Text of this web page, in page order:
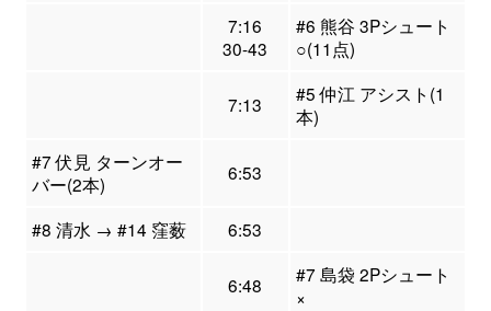
7:16
30-43
#6 熊谷 3Pシュート
○(11点)
7:13
#5 仲江 アシスト(1
本)
#7 伏見 ターンオー
バー(2本)
6:53
#8 清水 → #14 窪薮 6:53
6:48
#7 島袋 2Pシュート
×